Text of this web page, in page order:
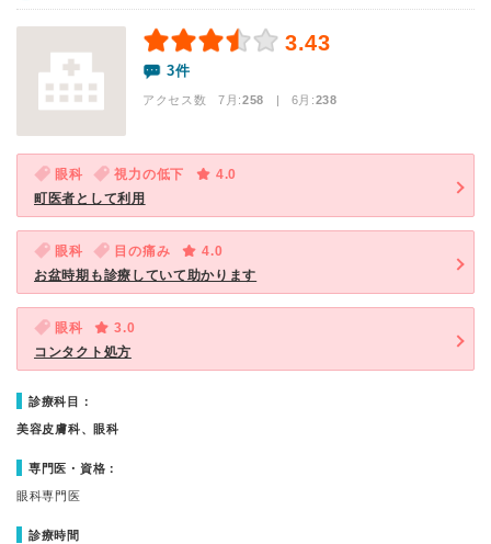
3.43
3件
アクセス数 7月:258 | 6月:238
眼科 視力の低下
4.0
町医者として利用
眼科 目の痛み
4.0
お盆時期も診療していて助かります
眼科
3.0
コンタクト処方
診療科目：
美容皮膚科、眼科
専門医・資格：
眼科専門医
診療時間